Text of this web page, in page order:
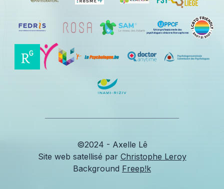
©2024 - Axelle Lê
Site web satellisé par Christophe Leroy
Background Freep!k